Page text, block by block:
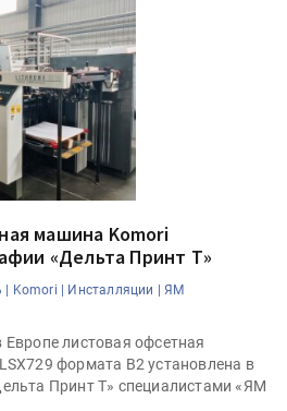
машина Komori
«Дельта Принт Т»
Komori | Инсталляции |
ЯМ
листовая офсетная
формата B2 установлена в
Принт Т» специалистами «ЯМ